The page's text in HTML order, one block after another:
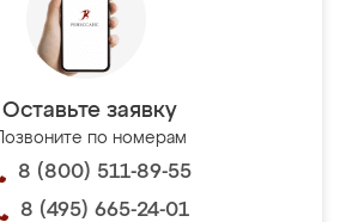
Оставьте заявку
Позвоните по номерам
8 (800) 511-89-55
8 (495) 665-24-01